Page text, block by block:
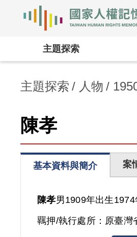
主題探索
主題探索 人物
陳孝
基本資料與簡介 案
陳孝男1909年出生
羈押/執行處所： 原臺灣